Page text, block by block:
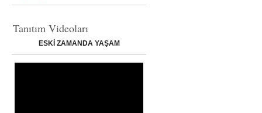
Tanıtım Videoları
ESKİ ZAMANDA YAŞAM